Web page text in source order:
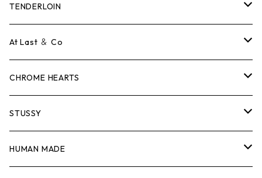
Tシャツ
ロンTEE
スウェット/ニット
シャツ
ジャケット
TENDERLOIN
Tシャツ
ロンTEE
スウェット/ニット
シャツ
At Last ＆ Co
Tシャツ
ロンTEE
スウェット/ニット
CHROME HEARTS
Tシャツ
ロンTEE
STUSSY
Tシャツ
HUMAN MADE